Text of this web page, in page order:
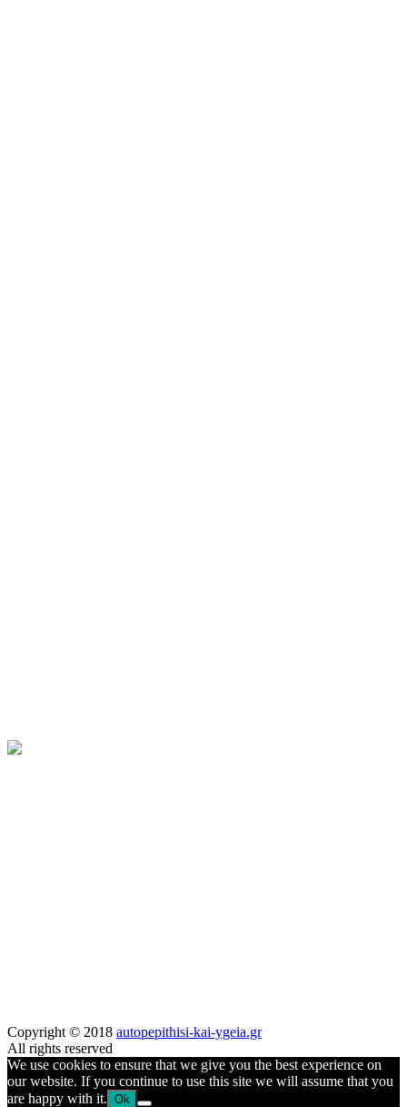
Copyright © 2018 autopepithisi-kai-ygeia.gr
All rights reserved
We use cookies to ensure that we give you the best experience on
our website. If you continue to use this site we will assume that you
are happy with it. Ok